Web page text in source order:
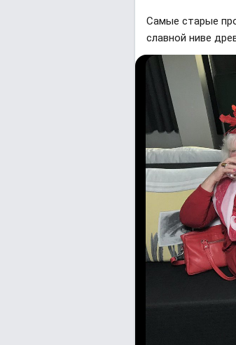
Самые старые
славной ниве